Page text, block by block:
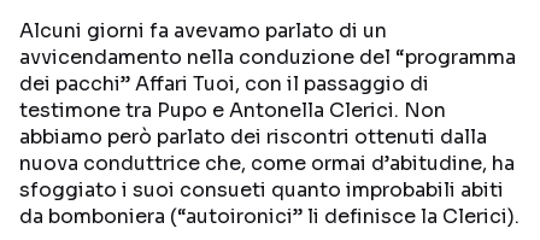
PERSONAGGI TV
FICTION
Streaming
NETFLIX
AMAZON PRIME VIDEO
MEDIASET INFINITY
DAZN
Alcuni giorni fa avevamo parlato di un
avvicendamento nella conduzione del “programma
dei pacchi” Affari Tuoi, con il passaggio di
testimone tra Pupo e Antonella Clerici. Non
abbiamo però parlato dei riscontri ottenuti dalla
nuova conduttrice che, come ormai d’abitudine, ha
sfoggiato i suoi consueti quanto improbabili abiti
da bomboniera (“autoironici” li definisce la Clerici).